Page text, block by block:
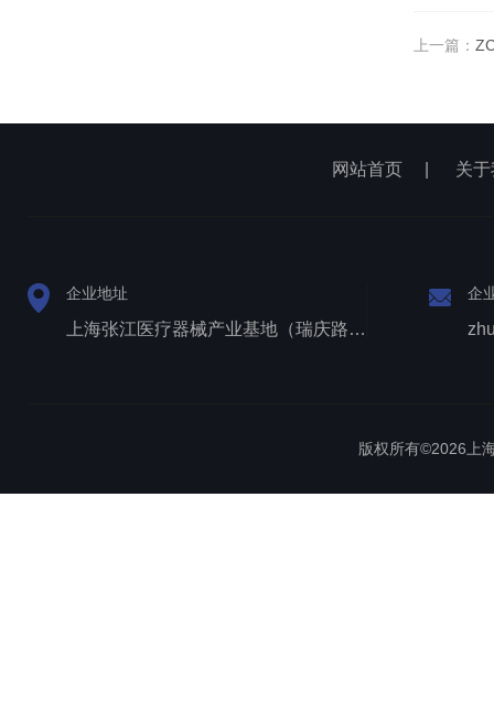
上一篇：
网站首页 关
企业地址
上海张江医疗器械产业基地（瑞庆路528号）
企
版权所有©2026